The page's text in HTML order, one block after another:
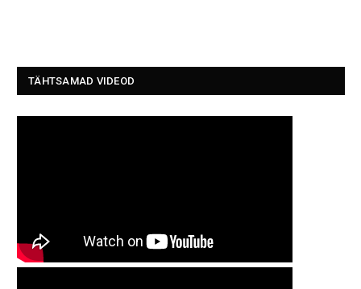
TÄHTSAMAD VIDEOD